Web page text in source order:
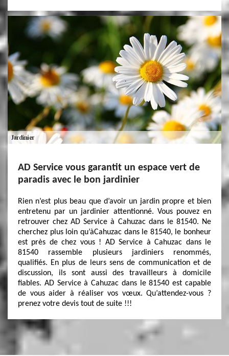
AD Service vous garantit un espace vert de
paradis avec le bon jardinier
Rien n’est plus beau que d’avoir un jardin propre et bien
entretenu par un jardinier attentionné. Vous pouvez en
retrouver chez AD Service à Cahuzac dans le 81540. Ne
cherchez plus loin qu’àCahuzac dans le 81540, le bonheur
est près de chez vous ! AD Service à Cahuzac dans le
81540 rassemble plusieurs jardiniers renommés,
qualifiés. En plus de leurs sens de communication et de
discussion, ils sont aussi des travailleurs à domicile
fiables. AD Service à Cahuzac dans le 81540 est capable
de vous aider à réaliser vos vœux. Qu’attendez-vous ?
prenez votre devis tout de suite !!!